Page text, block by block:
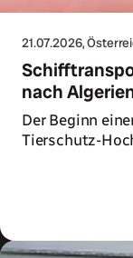
21.07.2026,
nach
Der Beginn
Tierschutz-